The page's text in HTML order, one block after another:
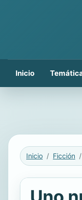
Inicio
Inicio Ficción